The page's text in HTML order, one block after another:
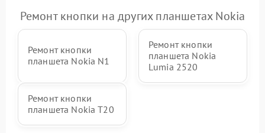
ПО
Ремонт кнопки на других планшетах Nokia
Ремонт кнопки
планшета Nokia N1
Ремонт кнопки
планшета Nokia
Lumia 2520
Ремонт кнопки
планшета Nokia T20